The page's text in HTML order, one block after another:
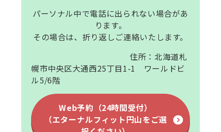
パーソナル中で電話に出られない場合があ
ります。
その場合は、折り返しご連絡いたします。
住所：北海道札
幌市中央区大通西25丁目1-1 ワールドビ
ル5/6階
Web予約（24時間受付）
（エターナルフィット円山をご選